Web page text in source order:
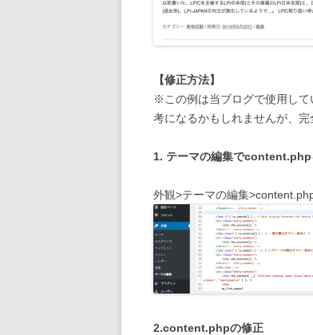
【修正方法】
※この例は当ブログで使用して
考になるかもしれませんが、完
1. テーマの編集でcontent.php
外観>テーマの編集
2.content.phpの修正